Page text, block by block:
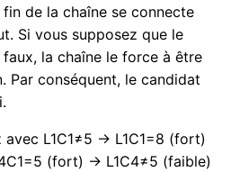
de la chaîne se connecte
Si vous supposez que le
la chaîne le force à être
Par conséquent, le candidat
avec L1C1≠5 → L1C1=8 (fort)
(fort) → L1C4≠5 (faible)